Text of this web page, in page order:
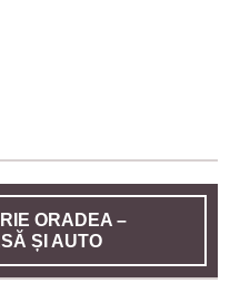
ORADEA –
ȘI AUTO